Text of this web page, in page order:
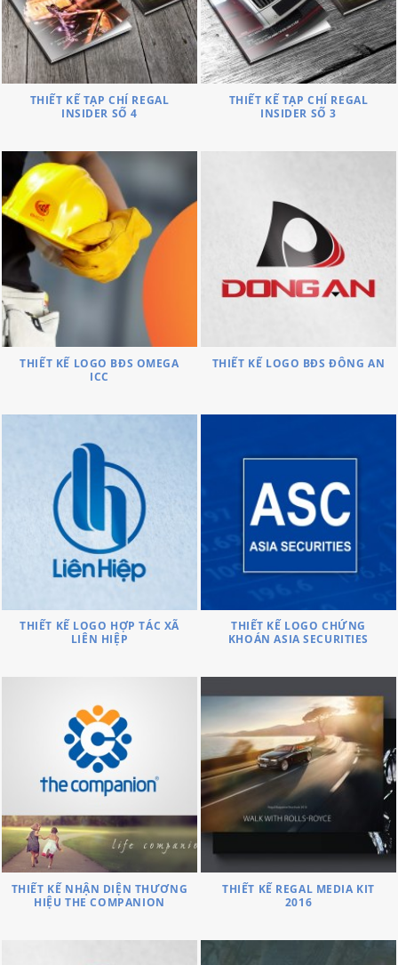
THIẾT KẾ TẠP CHÍ REGAL
INSIDER SỐ 4
THIẾT KẾ TẠP CHÍ REGAL
INSIDER SỐ 3
THIẾT KẾ LOGO BĐS OMEGA
ICC
THIẾT KẾ LOGO BĐS ĐÔNG AN
THIẾT KẾ LOGO HỢP TÁC XÃ
LIÊN HIỆP
THIẾT KẾ LOGO CHỨNG
KHOÁN ASIA SECURITIES
THIẾT KẾ NHẬN DIỆN THƯƠNG
HIỆU THE COMPANION
THIẾT KẾ REGAL MEDIA KIT
2016